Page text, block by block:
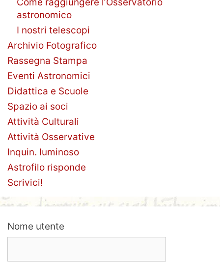
astronomico
I nostri telescopi
Archivio Fotografico
Rassegna Stampa
Eventi Astronomici
Didattica e Scuole
Spazio ai soci
Attività Culturali
Attività Osservative
Inquin. luminoso
Astrofilo risponde
Scrivici!
Nome utente